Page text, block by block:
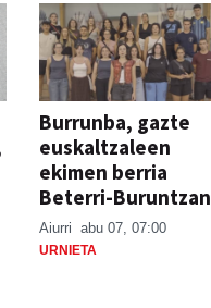
Burrunba, gazte
euskaltzaleen
ekimen berria
Beterri-Buruntzan
Aiurri abu 07, 07:00
URNIETA